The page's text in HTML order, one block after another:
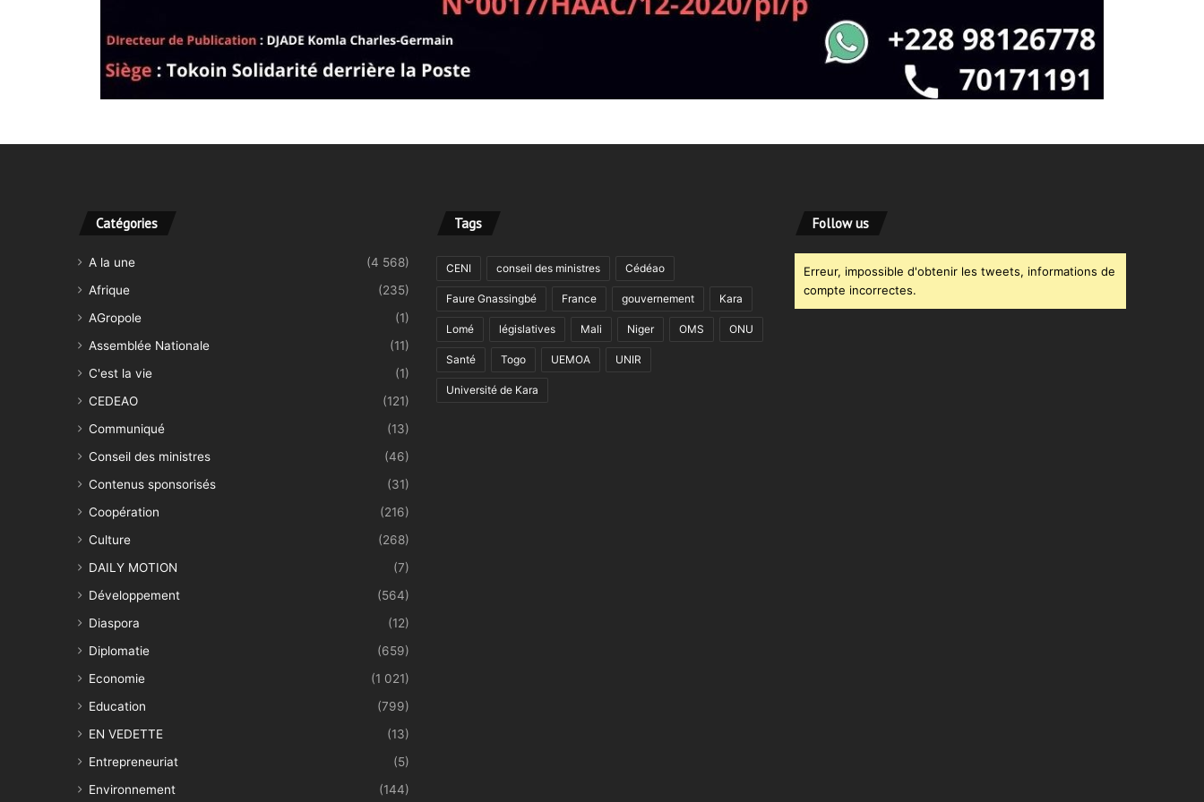
Catégories
A la une
(4 568)
Afrique
(235)
AGropole
(1)
Assemblée Nationale
(11)
C'est la vie
(1)
CEDEAO
(121)
Communiqué
(13)
Conseil des ministres
(46)
Contenus sponsorisés
(31)
Coopération
(216)
Culture
(268)
DAILY MOTION
(7)
Développement
(564)
Diaspora
(12)
Diplomatie
(659)
Economie
(1 021)
Education
(799)
EN VEDETTE
(13)
Entrepreneuriat
(5)
Environnement
(144)
Tags
CENI conseil des ministres Cédéao
Faure Gnassingbé France gouvernement Kara
Lomé législatives Mali Niger OMS ONU
Santé Togo UEMOA UNIR
Université de Kara
Follow us
Erreur, impossible d'obtenir les tweets, informations de
compte incorrectes.